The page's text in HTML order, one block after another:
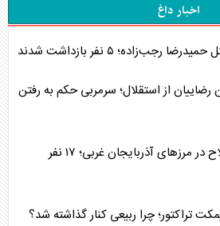
اخبار داغ
رجب‌زاده؛ ۵ نفر بازداشت شدند
از استقلال؛ سرمربی حکم به رفتن
کشف محموله بزرگ سلاح در مرزهای آذربایجان غربی؛ ۱۷ نفر
تراکتور؛ چرا ربیعی کنار گذاشته شد؟